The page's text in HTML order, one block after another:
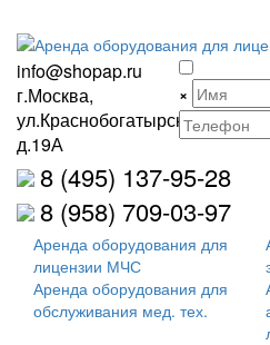
info@shopap.ru
г.Москва,
ул.Краснобогатырская,
д.19А
8 (495) 137-95-28
8 (958) 709-03-97
×
Аренда оборудования для
лицензии МЧС
Аренда оборудования для
обслуживания мед. тех.